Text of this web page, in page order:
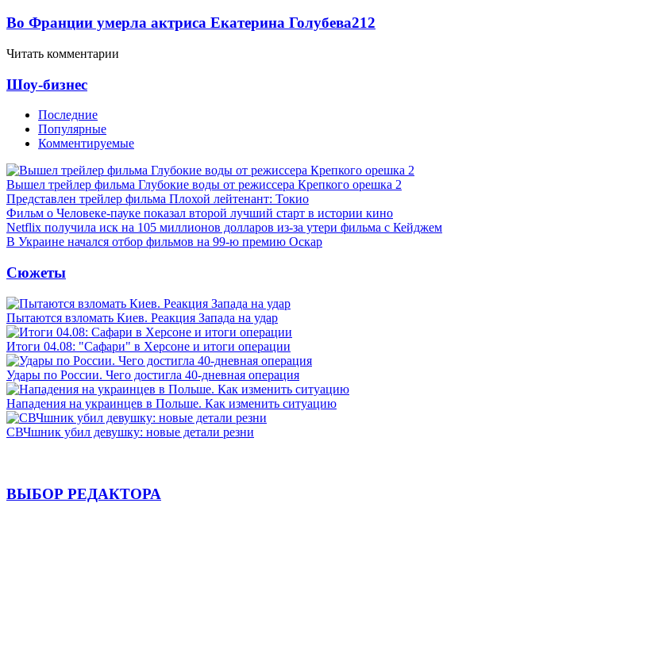
Во Франции умерла актриса Екатерина Голубева212
Читать комментарии
Шоу-бизнес
Последние
Популярные
Комментируемые
Вышел трейлер фильма Глубокие воды от режиссера Крепкого орешка 2
Представлен трейлер фильма Плохой лейтенант: Токио
Фильм о Человеке-пауке показал второй лучший старт в истории кино
Netflix получила иск на 105 миллионов долларов из-за утери фильма с Кейджем
В Украине начался отбор фильмов на 99-ю премию Оскар
Сюжеты
Пытаются взломать Киев. Реакция Запада на удар
Итоги 04.08: "Сафари" в Херсоне и итоги операции
Удары по России. Чего достигла 40-дневная операция
Нападения на украинцев в Польше. Как изменить ситуацию
СВЧшник убил девушку: новые детали резни
ВЫБОР РЕДАКТОРА